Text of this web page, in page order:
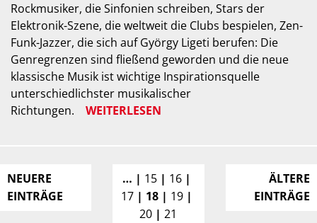
Rockmusiker, die Sinfonien schreiben, Stars der
Elektronik-Szene, die weltweit die Clubs bespielen, Zen-
Funk-Jazzer, die sich auf György Ligeti berufen: Die
Genregrenzen sind fließend geworden und die neue
klassische Musik ist wichtige Inspirationsquelle
unterschiedlichster musikalischer
Richtungen.
WEITERLESEN
NEUERE
EINTRÄGE
… 15
16
17
18
19
20
21
ÄLTERE
EINTRÄGE